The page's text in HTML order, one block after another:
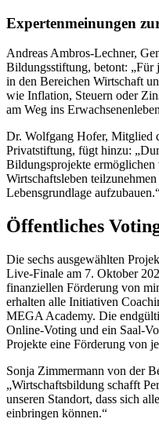
Expertenmeinungen
Andreas Ambros-Lechner,
Bildungsstiftung, betont: „Für
in den Bereichen Wirtschaft
wie Inflation, Steuern oder
am Weg ins
Dr. Wolfgang Hofer, Mitglied
Privatstiftung, fügt hinzu:
Bildungsprojekte
Wirtschaftsleben
Lebensgrundlage
Öffentliches
Die sechs ausgewählten
Live-Finale am 7. Oktober
finanziellen Förderung von
erhalten alle Initiativen
MEGA Academy. Die
Online-Voting und ein Saal-
Projekte eine Förderung von
Sonja Zimmermann von der
„Wirtschaftsbildung schafft
unseren Standort, dass sich
einbringen können.“